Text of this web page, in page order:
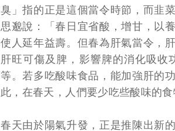
臭」指的正是這個當令時節，而韭
思邈說：「春日宜省酸，增甘，以
使人延年益壽。但春為肝氣當令，
肝旺可傷及脾，影響脾的消化吸
等。若多吃酸味食品，能加強肝的
此，在春天，人們要少吃些酸味的
春天由於陽氣升發，正是推陳出新